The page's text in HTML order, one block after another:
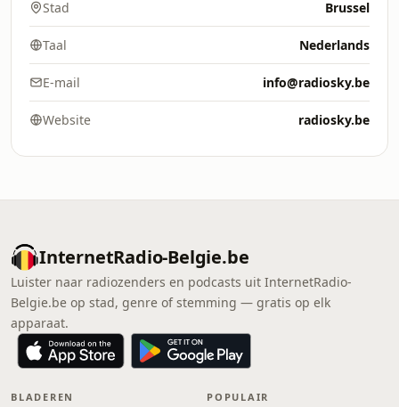
Stad Brussel
Taal Nederlands
E-mail info@radiosky.be
Website radiosky.be
InternetRadio-Belgie.be
Luister naar radiozenders en podcasts uit InternetRadio-
Belgie.be op stad, genre of stemming — gratis op elk
apparaat.
BLADEREN POPULAIR